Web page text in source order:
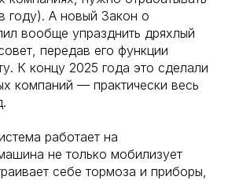
году). А новый Закон о
вообще упразднить дряхлый
передав его функции
К концу 2025 года это сделали
компаний — практически весь
работает на
не только мобилизует
себе тормоза и приборы,